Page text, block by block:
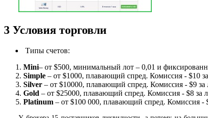
3 Условия торговли
Типы счетов:
Mini– от $500, минимальный лот – 0,01 и
Simple – от $1000, плавающий спред. Комиссия - $10
Silver – от $10000, плавающий спред. Комиссия - $9 за
Gold – от $25000, плавающий спред. Комиссия - $8 за
Platinum – от $100 000, плавающий спред. Комиссия -